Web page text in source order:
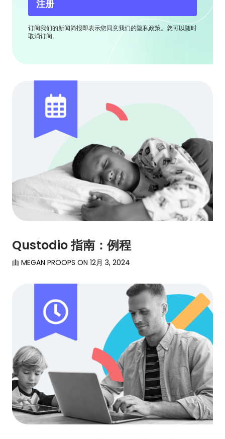
注册
订阅我们的新闻简报即表示您同意我们的隐私政策。您可以随时
取消订阅。
Qustodio 指南：例程
由 MEGAN PROOPS ON 12月 3, 2024